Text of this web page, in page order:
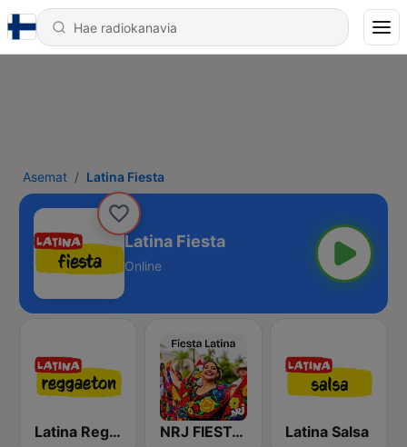
Asemat Latina Fiesta
Latina Fiesta
Online
Latina Reggaeton NRJ FIESTA LATINA Latina Salsa